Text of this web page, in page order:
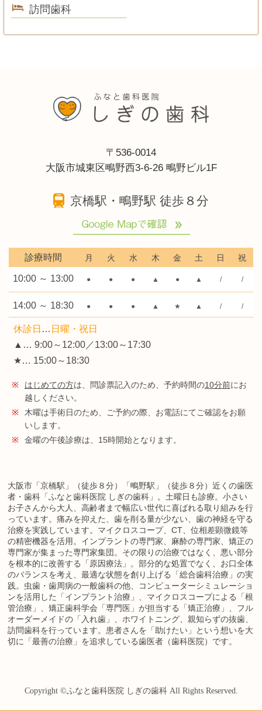
訪問歯科
〒536-0014
大阪市城東区鴫野西3-6-26 鴫野ビル1F
京橋駅・鴫野駅 徒歩８分
診療時間 月 火 水 木 金 土 日 祝
10:00 ～ 13:00 ● ● ● ▲ ● ▲ / /
14:00 ～ 18:30 ● ● ● ▲ ★ ▲ / /
休診日 … 日曜・祝日
▲… 9:00～12:00／13:00～17:30
★… 15:00～18:30
※ はじめての方は、問診票記入のため、予約時間の10分前にお
越しください。
※
木曜は手術日のため、ご予約の際、お電話にてご確認をお願
いします。
※
金曜の午後診療は、15時開始となります。
大阪市「京橋駅」（徒歩８分）「鴫野駅」（徒歩８分）近くの歯医
者・歯科「ふなと歯科医院 しぎの歯科」。土曜日も診療。小さい
お子さんから大人、高齢者まで幅広い世代に喜ばれる取り組みを行
っています。痛みを抑えた、歯を削る量が少ない、歯の神経を守る
治療を実践しています。マイクロスコープ、CT、位相差顕微鏡等
の精密機器を活用。インプラントの専門家、麻酔の専門家、矯正の
専門家が集まった専門家集団。その限りの治療ではなく、悪い部分
を根本的に改善する「原因療法」。部分的な処置でなく、お口全体
のバランスを考え、最適な状態を創り上げる「総合歯科治療」の実
践。虫歯・歯周病の一般歯科の他、コンピューターシミュレーショ
ンを活用した「インプラント治療」、マイクロスコープによる「根
管治療」、矯正歯科学会「専門医」が担当する「矯正治療」、フル
オーダーメイドの「入れ歯」、ホワイトニング、親知らずの抜歯、
訪問歯科を行っています。患者さんを「助けたい」という想いを大
切に「最善の治療」を追求している歯医者（歯科医院）です。
Copyright ©ふなと歯科医院 しぎの歯科All Rights Reserved.